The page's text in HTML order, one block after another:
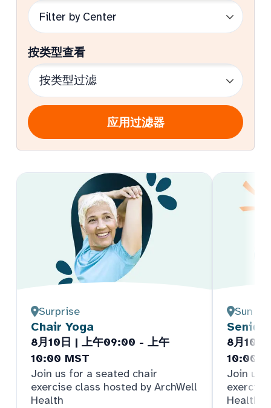
按类型查看
应用过滤器
Surprise
Chair Yoga
8月10日 | 上午09:00 - 上午
10:00 MST
Join us for a seated chair
exercise class hosted by ArchWell
Health
Sun
Senior
8月10
10:00
Join us
Health